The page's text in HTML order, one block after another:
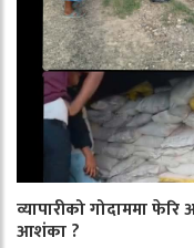
व्यापारीको गोदाममा
आशंका ?